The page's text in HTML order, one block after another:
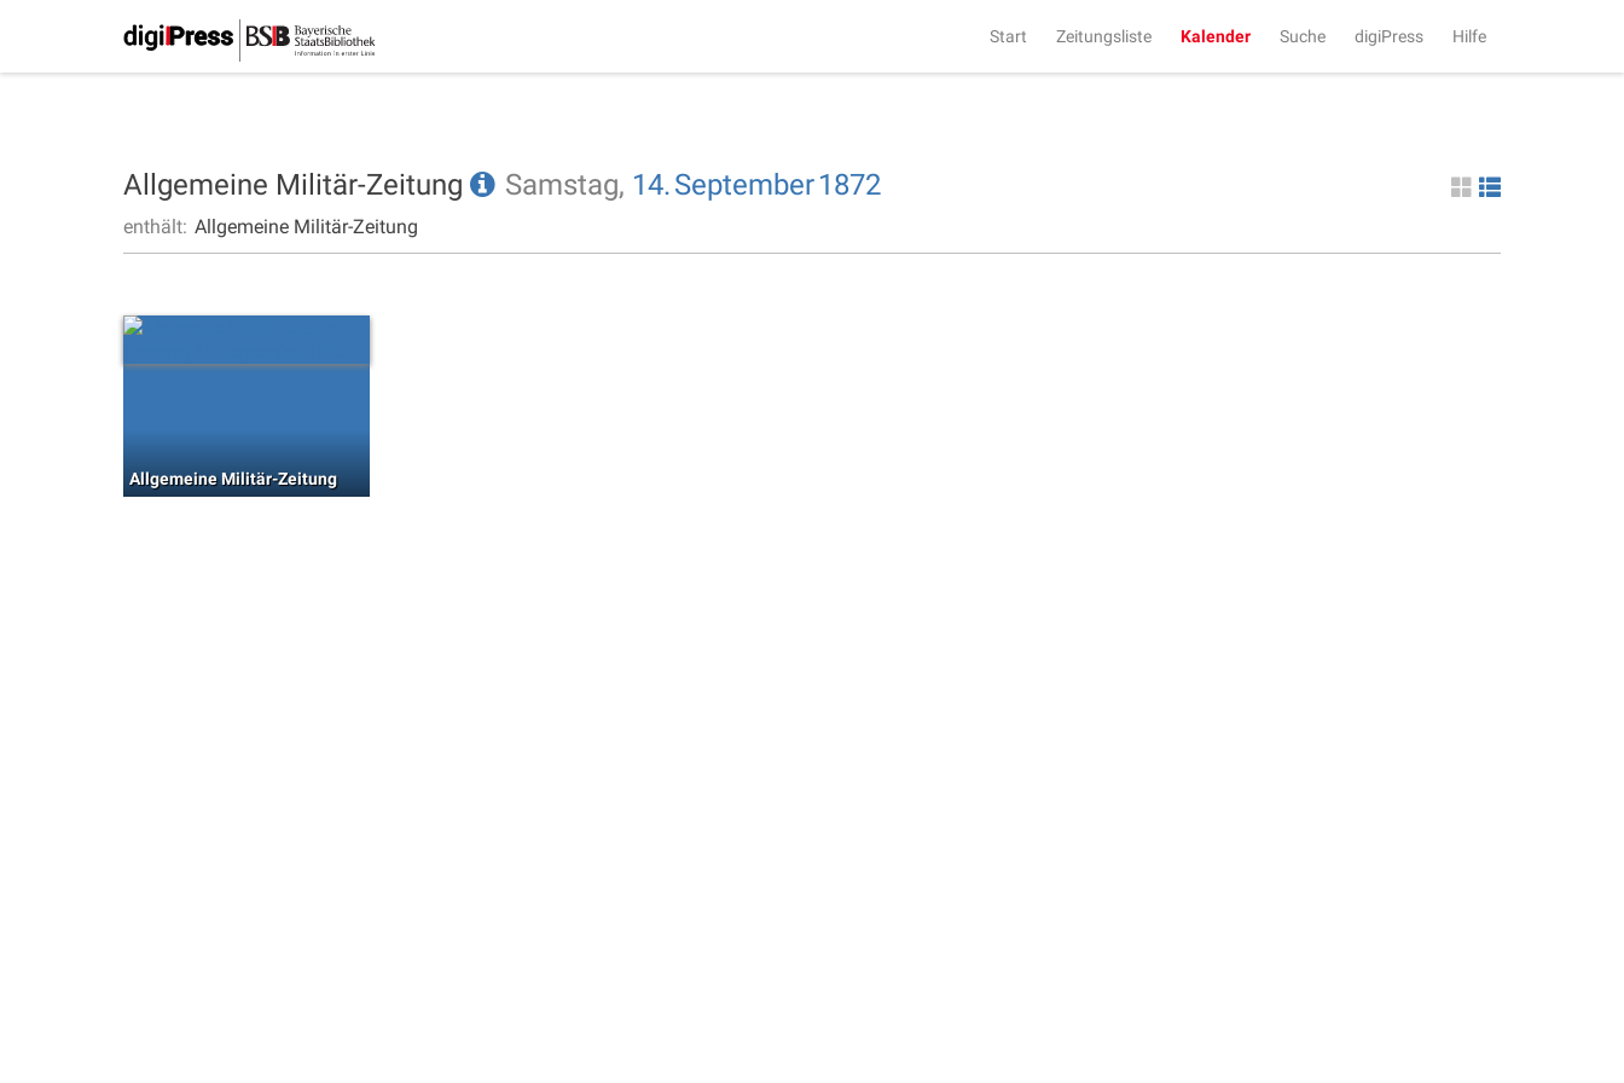
Start Zeitungsliste Kalender Suche digiPress Hilfe
Allgemeine Militär-Zeitung Samstag, 14.September1872
enthält: Allgemeine Militär-Zeitung
Allgemeine Militär-Zeitung